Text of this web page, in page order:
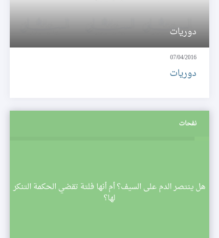
دوريات
07/04/2016
دوريات
نفحات
هل ينتصر الدم على السيف؟ أم أنها فلتة تقضي الحكمة التنكر
لها؟